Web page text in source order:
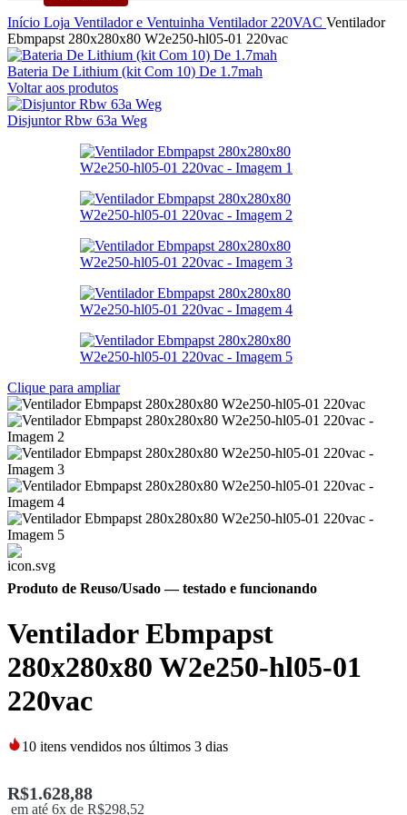
Início Loja Ventilador e Ventuinha Ventilador 220VAC Ventilador
Ebmpapst 280x280x80 W2e250-hl05-01 220vac
Bateria De Lithium (kit Com 10) De 1.7mah
Voltar aos produtos
Disjuntor Rbw 63a Weg
Clique para ampliar
Produto de Reuso/Usado— testado e funcionando
Ventilador Ebmpapst
280x280x80 W2e250-hl05-01
220vac
10 itens vendidos nos últimos 3 dias
R$1.628,88
em até 6x de R$298,52